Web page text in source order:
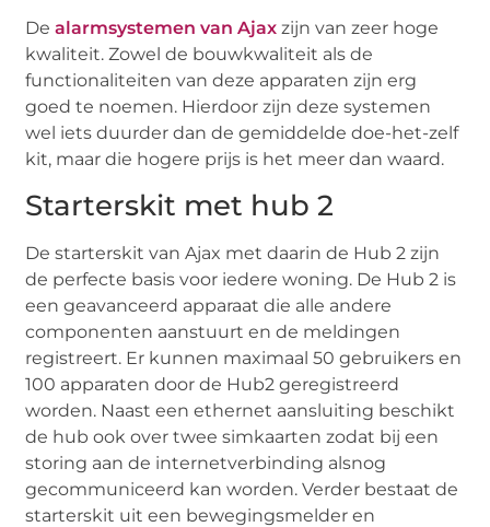
Dealarmsystemen van Ajax zijn van zeer hoge
kwaliteit. Zowel de bouwkwaliteit als de
functionaliteiten van deze apparaten zijn erg
goed te noemen. Hierdoor zijn deze systemen
wel iets duurder dan de gemiddelde doe-het-zelf
kit, maar die hogere prijs is het meer dan waard.
Starterskit met hub 2
De starterskit van Ajax met daarin de Hub 2 zijn
de perfecte basis voor iedere woning. De Hub 2 is
een geavanceerd apparaat die alle andere
componenten aanstuurt en de meldingen
registreert. Er kunnen maximaal 50 gebruikers en
100 apparaten door de Hub2 geregistreerd
worden. Naast een ethernet aansluiting beschikt
de hub ook over twee simkaarten zodat bij een
storing aan de internetverbinding alsnog
gecommuniceerd kan worden. Verder bestaat de
starterskit uit een bewegingsmelder en